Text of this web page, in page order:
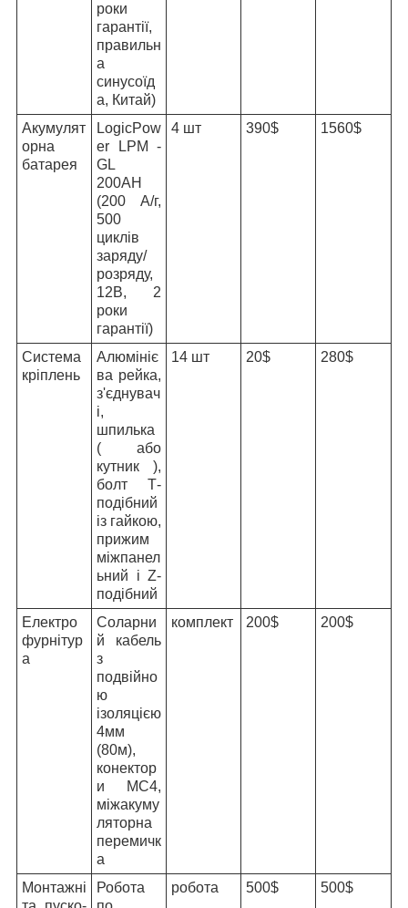
роки
гарантії,
правильн
а
синусоїд
а, Китай)
Акумулят
орна
батарея
LogicPow
er LPM -
GL
200AH
(200 А/г,
500
циклів
заряду/
розряду,
12В, 2
роки
гарантії)
4 шт 390$ 1560$
Система
кріплень
Алюмініє
ва рейка,
з'єднувач
і,
шпилька
( або
кутник ),
болт Т-
подібний
із гайкою,
прижим
міжпанел
ьний і Z-
подібний
14 шт 20$ 280$
Електро
фурнітур
а
Cоларни
й кабель
з
подвійно
ю
ізоляцією
4мм
(80м),
конектор
и МС4,
міжакуму
ляторна
перемичк
а
комплект 200$ 200$
Монтажні
Робота
робота 500$ 500$